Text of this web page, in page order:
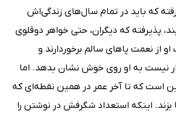
که باید در تمام سال‌های زندگی‌اش
پذیرفته که دیگران، حتی خواهر دوقلوی
از نعمت پاهای سالم برخوردارند و
نیست به او روی خوش نشان بدهد. اما
است که تا آخر عمر در همین نقطه‌ای که
بزند. اینکه استعداد شگرفش در نوشتن را